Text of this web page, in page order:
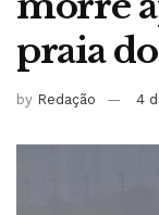
praia
by Redação 4